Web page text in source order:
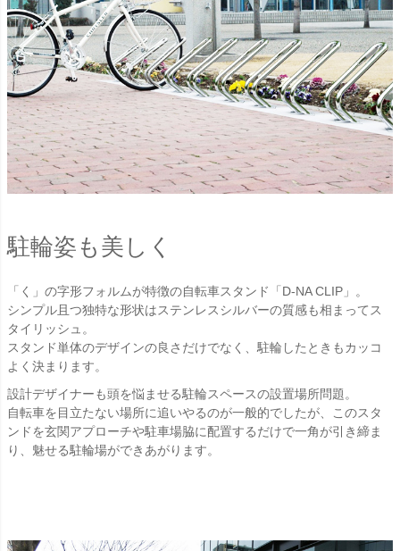
駐輪姿も美しく
「く」の字形フォルムが特徴の自転車スタンド「D-NA CLIP」。
シンプル且つ独特な形状はステンレスシルバーの質感も相まってス
タイリッシュ。
スタンド単体のデザインの良さだけでなく、駐輪したときもカッコ
よく決まります。
設計デザイナーも頭を悩ませる駐輪スペースの設置場所問題。
自転車を目立たない場所に追いやるのが一般的でしたが、このスタ
ンドを玄関アプローチや駐車場脇に配置するだけで一角が引き締ま
り、魅せる駐輪場ができあがります。